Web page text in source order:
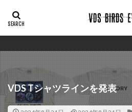
VDS Tシャツラインを発表